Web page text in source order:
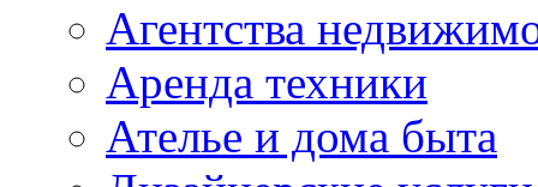
Агентства
Аренда техники
Ателье и дома быта